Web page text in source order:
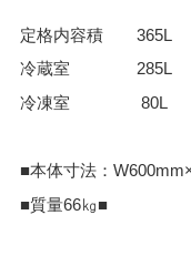
定格内容積 365L
冷蔵室 285L
冷凍室 80L
■本体寸法：
■質量66㎏■